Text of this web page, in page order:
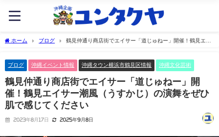
ホーム ブログ
鶴見仲通り商店街でエイサー「道じゅねー」開催！鶴見エイ
ブログ 沖縄イベント情報 沖縄タウン横浜市鶴見区情報 沖縄文化芸術
鶴見仲通り商店街でエイサー「道じゅねー」開
催！鶴見エイサー潮風（うすかじ）の演舞をぜひ
肌で感じてください
2023年8月17日 2025年9月8日